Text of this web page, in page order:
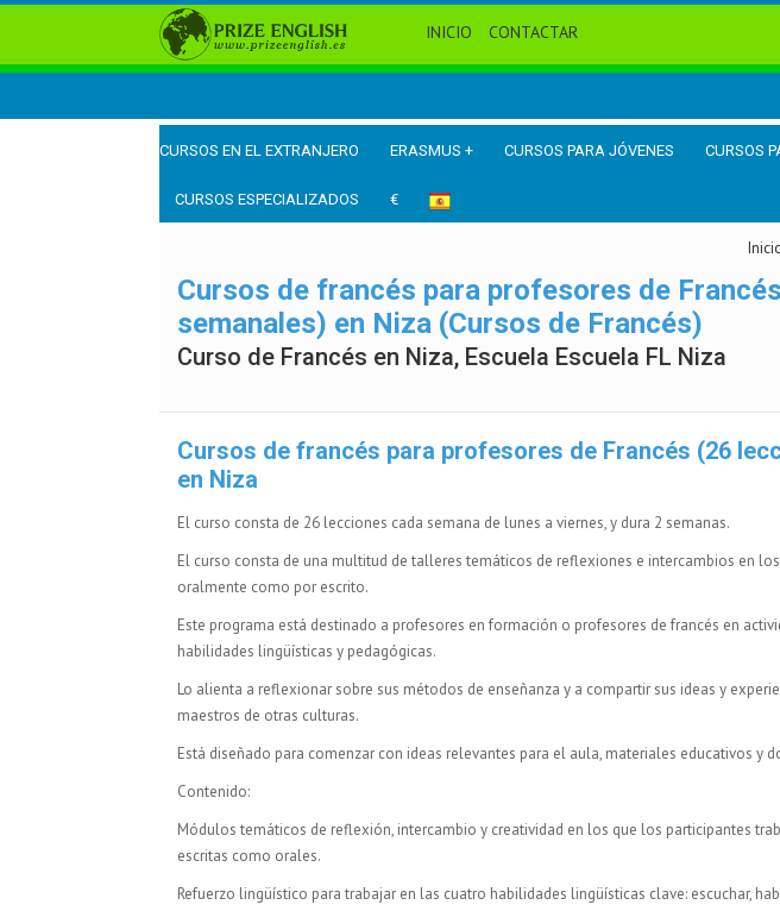
INICIO CONTACTAR
CURSOS EN EL EXTRANJERO ERASMUS + CURSOS PARA JÓVENES CURSOS
CURSOS ESPECIALIZADOS €
Cursos de francés para profesores de
semanales) en Niza (Cursos de Francés)
Curso de Francés en Niza, Escuela Escuela FL Niza
Cursos de francés para profesores de Francés (26
en Niza
El curso consta de 26 lecciones cada semana de lunes a viernes, y dura 2 semanas.
El curso consta de una multitud de talleres temáticos de reflexiones e intercambios en
oralmente como por escrito.
Este programa está destinado a profesores en formación o profesores de francés en
habilidades lingüísticas y pedagógicas.
Lo alienta a reflexionar sobre sus métodos de enseñanza y a compartir sus ideas y
maestros de otras culturas.
Está diseñado para comenzar con ideas relevantes para el aula, materiales educativos y
Contenido:
Módulos temáticos de reflexión, intercambio y creatividad en los que los participantes
escritas como orales.
Refuerzo lingüístico para trabajar en las cuatro habilidades lingüísticas clave: escuchar,